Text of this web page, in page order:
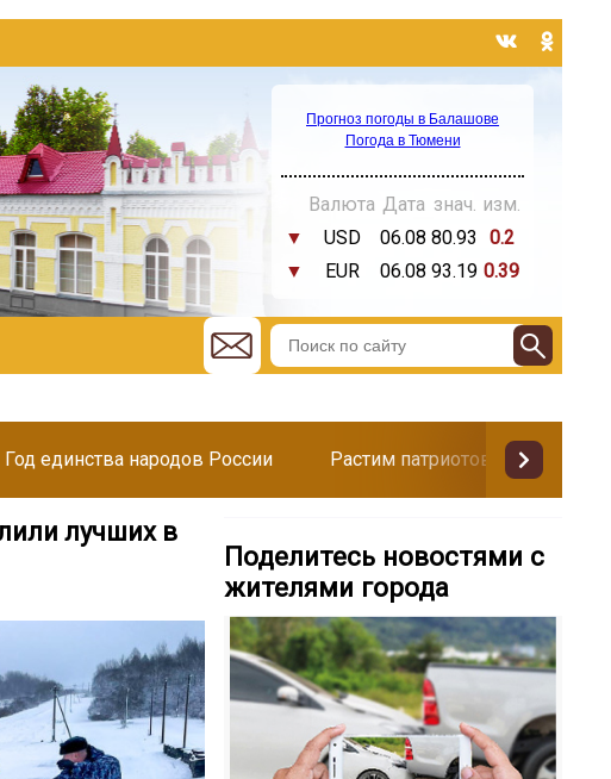
Прогноз погоды в Балашове
Погода в Тюмени
Валюта Дата знач. изм.
▼
USD 06.08 80.93
0.2
▼
EUR 06.08 93.19 0.39
Год единства народов России Растим патриотов
лучших в
Поделитесь новостями с
жителями города